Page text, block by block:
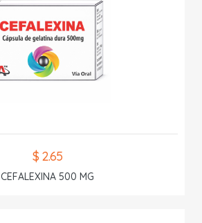
$ 2.65
CEFALEXINA 500 MG